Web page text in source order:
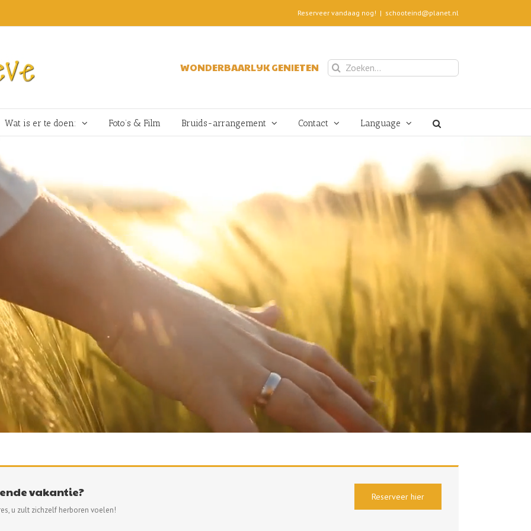
Reserveer vandaag nog! | schooteind@planet.nl
WONDERBAARLIJK GENIETEN
Zoeken
naar:
Wat is er te doen: Foto’s & Film Bruids-arrangement Contact Language
Reserveer hier
vakantie?
u zult zichzelf herboren voelen!